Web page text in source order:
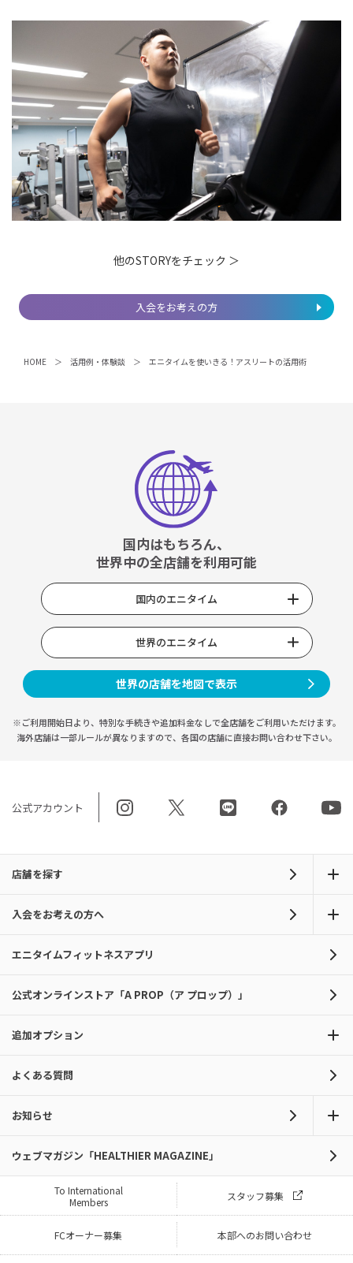
他のSTORYをチェック ＞
入会をお考えの方
HOME 活用例・体験談 エニタイムを使いきる！アスリートの活用術
国内はもちろん、
世界中の全店舗を利用可能
国内のエニタイム
世界のエニタイム
世界の店舗を地図で表示
※ご利用開始日より、特別な手続きや追加料金なしで全店舗をご利用いただけます。
海外店舗は一部ルールが異なりますので、 各国の店舗に直接お問い合わせ下さい。
公式アカウント
店舗を探す
入会をお考えの方へ
エニタイムフィットネスアプリ
公式オンラインストア「A PROP（ア プロップ）」
追加オプション
よくある質問
お知らせ
ウェブマガジン「HEALTHIER MAGAZINE」
To International
Members
スタッフ募集
FCオーナー募集 本部へのお問い合わせ